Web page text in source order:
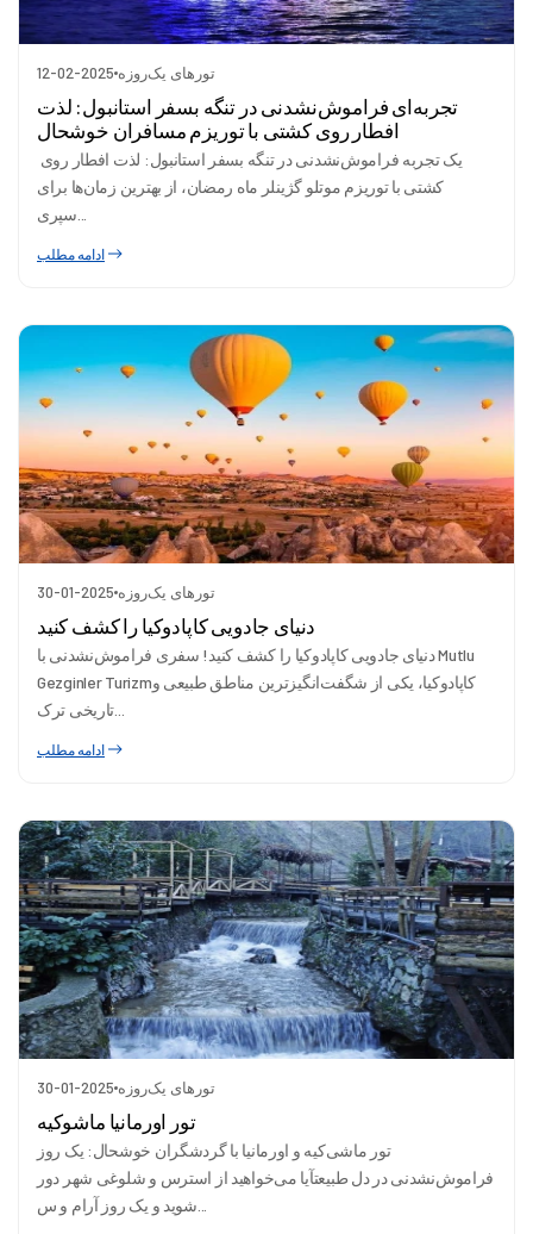
12-02-2025 تورهای یک‌روزه
تجربه‌ای فراموش‌نشدنی در تنگه بسفر استانبول: لذت
افطار روی کشتی با توریزم مسافران خوشحال
کشتی با توریزم موتلو گژینلر ماه رمضان، از بهترین زمان‌ها برای
ادامه مطلب
30-01-2025 تورهای یک‌روزه
دنیای جادویی کاپادوکیا را کشف کنید
دنیای جادویی کاپادوکیا را کشف کنید! سفری فراموش‌نشدنی با Mutlu
Gezginler Turizmکاپادوکیا، یکی از شگفت‌انگیزترین مناطق طبیعی و
ادامه مطلب
30-01-2025 تورهای یک‌روزه
تور اورمانیا ماشوکیه
تور ماشی‌کیه و اورمانیا با گردشگران خوشحال: یک روز
فراموش‌نشدنی در دل طبیعتآیا می‌خواهید از استرس و شلوغی شهر دور